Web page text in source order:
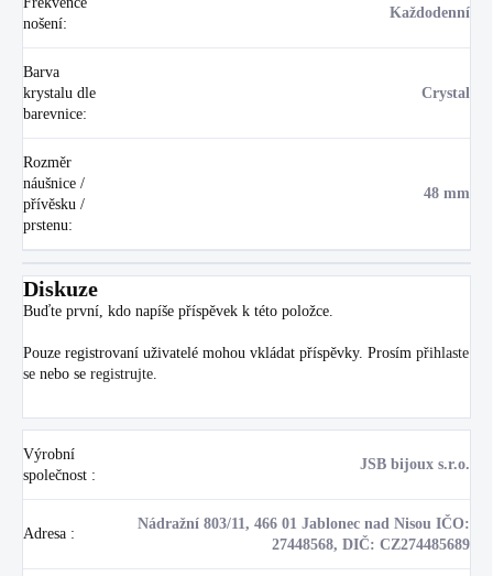
nošení:
Každodenní
Barva
krystalu dle
barevnice:
Crystal
Rozměr
náušnice /
přívěsku /
prstenu:
48 mm
Diskuze
Buďte první, kdo napíše příspěvek k této položce.
Pouze registrovaní uživatelé mohou vkládat příspěvky. Prosím přihlaste
se nebo se registrujte
Výrobní
společnost :
JSB bijoux s.r.o.
Adresa :
Nádražní 803/11, 466 01 Jablonec nad Nisou IČO:
27448568, DIČ: CZ274485689